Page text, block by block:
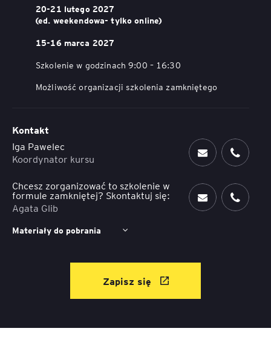
20-21 lutego 2027
(ed. weekendowa- tylko online)
15-16 marca 2027
Szkolenie w godzinach 9:00 – 16:30
Możliwość organizacji szkolenia zamkniętego
Kontakt
Iga Pawelec
Koordynator kursu
Chcesz zorganizować to szkolenie w
formule zamkniętej? Skontaktuj się:
Agata Glib
Materiały do pobrania
Zapisz się